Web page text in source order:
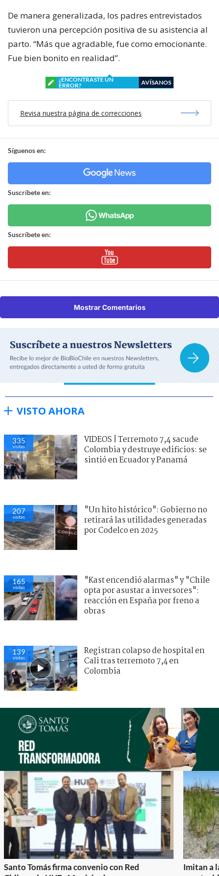
De manera generalizada, los padres entrevistados
tuvieron una percepción positiva de su asistencia al
parto. “Más que agradable, fue como emocionante.
Fue bien bonito en realidad”.
¿ENCONTRASTE UN
ERROR?
AVÍSANOS
Revisa nuestra página de correcciones
Síguenos en:
Suscríbete en:
Suscríbete en:
Mostrar Comentarios
VISTO AHORA
335
visitas
VIDEOS | Terremoto 7,4 sacude
Colombia y destruye edificios: se
sintió en Ecuador y Panamá
207
visitas
"Un hito histórico": Gobierno no
retirará las utilidades generadas
por Codelco en 2025
165
visitas
"Kast encendió alarmas" y "Chile
opta por asustar a inversores":
reacción en España por freno a
obras
139
visitas
Registran colapso de hospital en
Cali tras terremoto 7,4 en
Colombia
Santo Tomás firma convenio con Red
Imitan a